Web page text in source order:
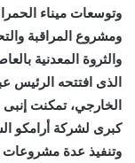
وتوسعات ميناء
ومشروع المراقبة
والثروة المعدنية
الخارجي، تمكنت
كبرى لشركة أرامكو
وتنفيذ عدة